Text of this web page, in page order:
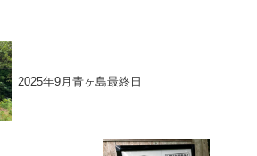
2025年9月青ヶ島最終日